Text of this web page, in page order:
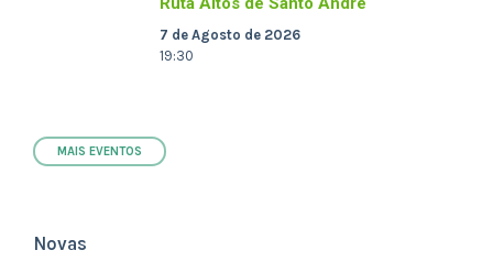
7 de Agosto de 2026
19:30
MAIS EVENTOS
Novas